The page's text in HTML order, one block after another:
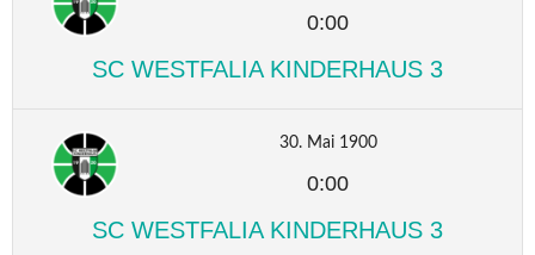
0:00
SC WESTFALIA KINDERHAUS 3
30. Mai 1900
0:00
SC WESTFALIA KINDERHAUS 3